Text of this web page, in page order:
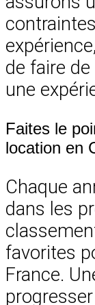
de faire
une
Faites le
location en
Chaque
dans les
favorites
France.